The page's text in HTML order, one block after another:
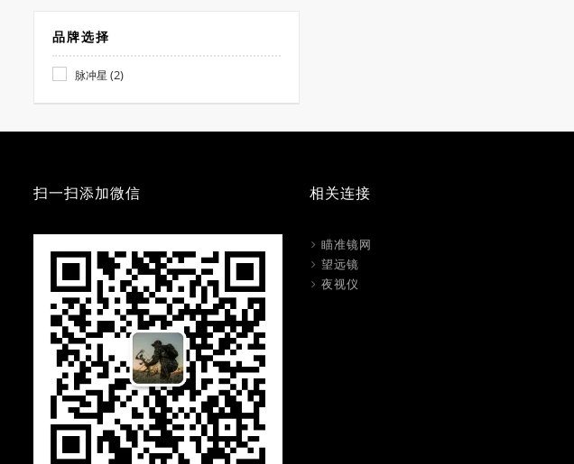
品牌选择
脉冲星 (2)
扫一扫添加微信 相关连接
瞄准镜网
望远镜
夜视仪